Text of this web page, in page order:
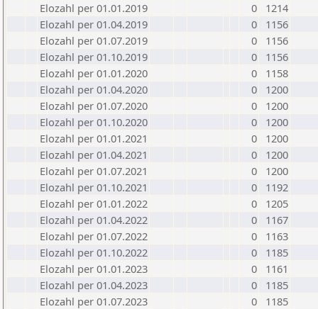
Elozahl per 01.01.2019
0
1214
Elozahl per 01.04.2019
0
1156
Elozahl per 01.07.2019
0
1156
Elozahl per 01.10.2019
0
1156
Elozahl per 01.01.2020
0
1158
Elozahl per 01.04.2020
0
1200
Elozahl per 01.07.2020
0
1200
Elozahl per 01.10.2020
0
1200
Elozahl per 01.01.2021
0
1200
Elozahl per 01.04.2021
0
1200
Elozahl per 01.07.2021
0
1200
Elozahl per 01.10.2021
0
1192
Elozahl per 01.01.2022
0
1205
Elozahl per 01.04.2022
0
1167
Elozahl per 01.07.2022
0
1163
Elozahl per 01.10.2022
0
1185
Elozahl per 01.01.2023
0
1161
Elozahl per 01.04.2023
0
1185
Elozahl per 01.07.2023
0
1185